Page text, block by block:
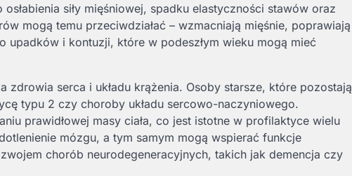
siły mięśniowej, spadku elastyczności stawów oraz
mogą temu przeciwdziałać – wzmacniają mięśnie, poprawiają
i kontuzji, które w podeszłym wieku mogą mieć
serca i układu krążenia. Osoby starsze, które pozostają
typu 2 czy choroby układu sercowo-naczyniowego.
prawidłowej masy ciała, co jest istotne w profilaktyce wielu
mózgu, a tym samym mogą wspierać funkcje
chorób neurodegeneracyjnych, takich jak demencja czy